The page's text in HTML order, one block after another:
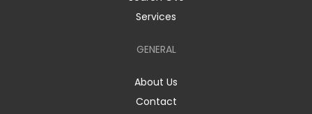
Services
GENERAL
About Us
Contact